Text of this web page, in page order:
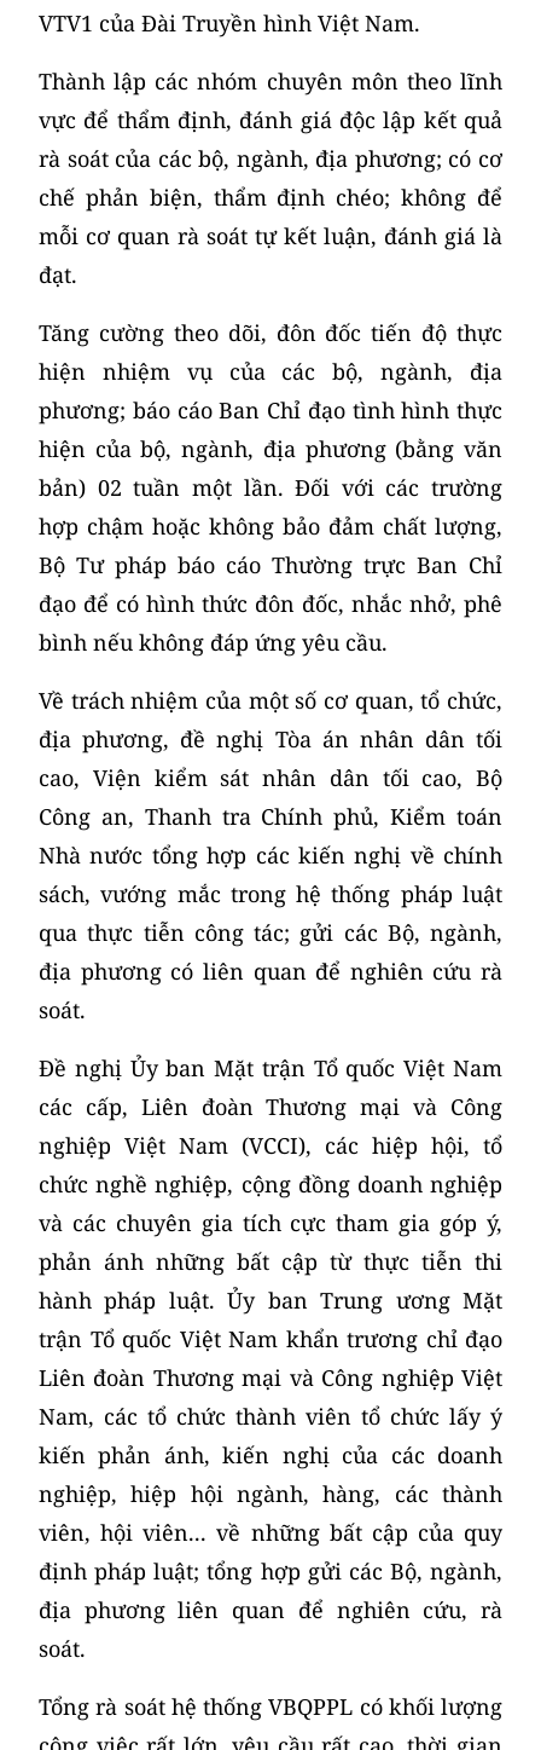
VTV1 của Đài Truyền hình Việt Nam.
Thành lập các nhóm chuyên môn theo lĩnh
vực để thẩm định, đánh giá độc lập kết quả
rà soát của các bộ, ngành, địa phương; có cơ
chế phản biện, thẩm định chéo; không để
mỗi cơ quan rà soát tự kết luận, đánh giá là
đạt.
Tăng cường theo dõi, đôn đốc tiến độ thực
hiện nhiệm vụ của các bộ, ngành, địa
phương; báo cáo Ban Chỉ đạo tình hình thực
hiện của bộ, ngành, địa phương (bằng văn
bản) 02 tuần một lần. Đối với các trường
hợp chậm hoặc không bảo đảm chất lượng,
Bộ Tư pháp báo cáo Thường trực Ban Chỉ
đạo để có hình thức đôn đốc, nhắc nhở, phê
bình nếu không đáp ứng yêu cầu.
Về trách nhiệm của một số cơ quan, tổ chức,
địa phương, đề nghị Tòa án nhân dân tối
cao, Viện kiểm sát nhân dân tối cao, Bộ
Công an, Thanh tra Chính phủ, Kiểm toán
Nhà nước tổng hợp các kiến nghị về chính
sách, vướng mắc trong hệ thống pháp luật
qua thực tiễn công tác; gửi các Bộ, ngành,
địa phương có liên quan để nghiên cứu rà
soát.
Đề nghị Ủy ban Mặt trận Tổ quốc Việt Nam
các cấp, Liên đoàn Thương mại và Công
nghiệp Việt Nam (VCCI), các hiệp hội, tổ
chức nghề nghiệp, cộng đồng doanh nghiệp
và các chuyên gia tích cực tham gia góp ý,
phản ánh những bất cập từ thực tiễn thi
hành pháp luật. Ủy ban Trung ương Mặt
trận Tổ quốc Việt Nam khẩn trương chỉ đạo
Liên đoàn Thương mại và Công nghiệp Việt
Nam, các tổ chức thành viên tổ chức lấy ý
kiến phản ánh, kiến nghị của các doanh
nghiệp, hiệp hội ngành, hàng, các thành
viên, hội viên... về những bất cập của quy
định pháp luật; tổng hợp gửi các Bộ, ngành,
địa phương liên quan để nghiên cứu, rà
soát.
Tổng rà soát hệ thống VBQPPL có khối lượng